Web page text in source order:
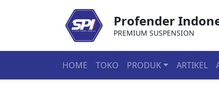
Profender
PREMIUM SUSPENSION
HOME TOKO PRODUK ARTIKEL